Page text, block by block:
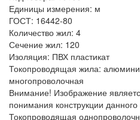
Единицы измерения: м
ГОСТ: 16442-80
Количество жил: 4
Сечение жил: 120
Изоляция: ПВХ пластикат
Токопроводящая жила:
многопроволочная
Внимание! Изображение
понимания конструкции
Токопроводящая